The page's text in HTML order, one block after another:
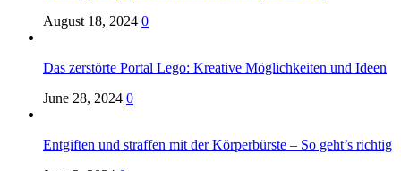
August 18, 2024 0
Das zerstörte Portal Lego: Kreative Möglichkeiten und Ideen
June 28, 2024 0
Entgiften und straffen mit der Körperbürste – So geht’s richtig